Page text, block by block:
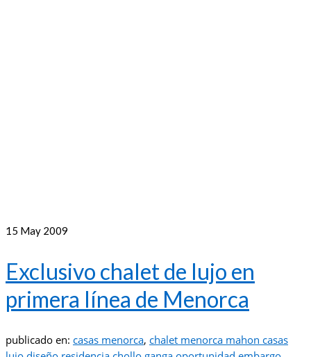
15 May 2009
Exclusivo chalet de lujo en
primera línea de Menorca
publicado en: casas menorca, chalet menorca mahon casas